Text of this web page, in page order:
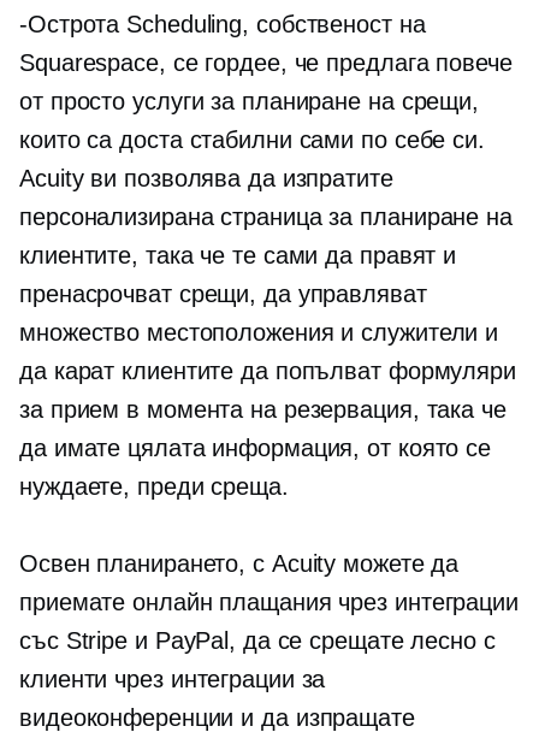
-Острота Scheduling, собственост на
Squarespace, се гордее, че предлага повече
от просто услуги за планиране на срещи,
които са доста стабилни сами по себе си.
Acuity ви позволява да изпратите
персонализирана страница за планиране на
клиентите, така че те сами да правят и
пренасрочват срещи, да управляват
множество местоположения и служители и
да карат клиентите да попълват формуляри
за прием в момента на резервация, така че
да имате цялата информация, от която се
нуждаете, преди среща.
Освен планирането, с Acuity можете да
приемате онлайн плащания чрез интеграции
със Stripe и PayPal, да се срещате лесно с
клиенти чрез интеграции за
видеоконференции и да изпращате